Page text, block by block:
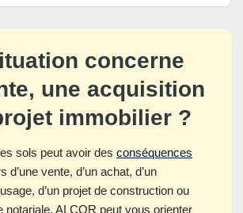
concerne
une acquisition
immobilier ?
sols peut avoir des conséquences
d’une vente, d’un achat, d’un
d’un projet de construction ou
notariale. ALCOR peut vous orienter